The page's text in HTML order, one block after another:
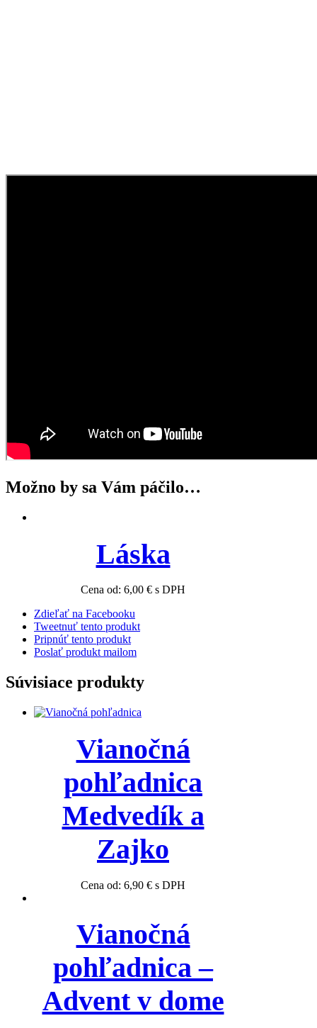
Možno by sa Vám páčilo…
Láska
Cena od: 6,00 € s DPH
Zdieľať na Facebooku
Tweetnuť tento produkt
Pripnúť tento produkt
Poslať produkt mailom
Súvisiace produkty
Vianočná
pohľadnica
Medvedík a
Zajko
Cena od: 6,90 € s DPH
Vianočná
pohľadnica –
Advent v dome